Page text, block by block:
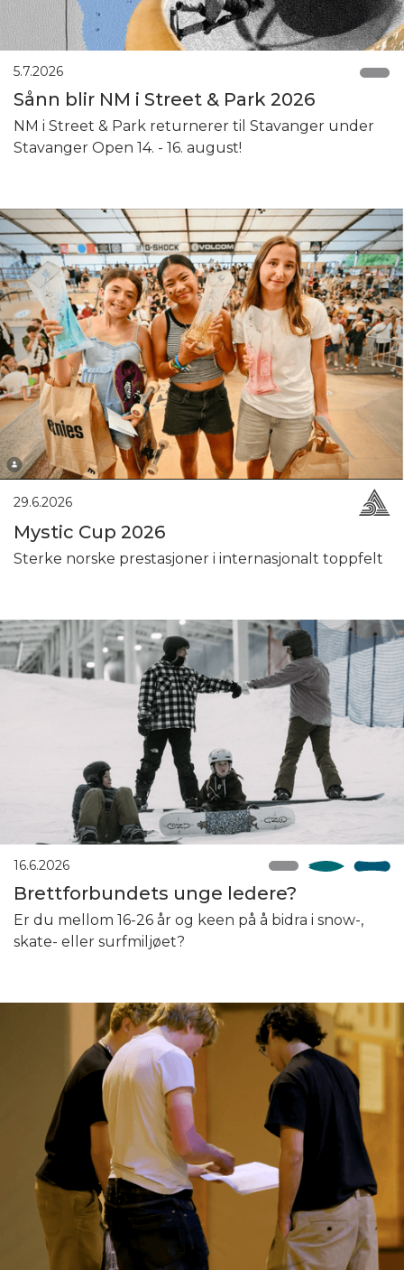
5.7.2026
Sånn blir NM i Street & Park 2026
NM i Street & Park returnerer til Stavanger under
Stavanger Open 14. - 16. august!
29.6.2026
Mystic Cup 2026
Sterke norske prestasjoner i internasjonalt toppfelt
16.6.2026
Brettforbundets unge ledere?
Er du mellom 16-26 år og keen på å bidra i snow-,
skate- eller surfmiljøet?